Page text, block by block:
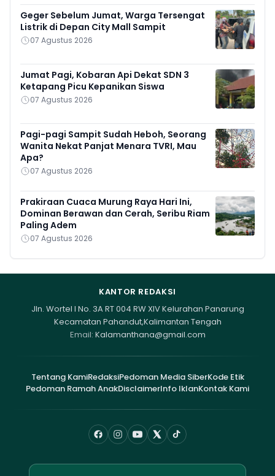
Geger Sebelum Jumat, Warga Tersengat
Listrik di Depan City Mall Sampit
07 Agustus 2026
Jumat Pagi, Kobaran Api Dekat SDN 3
Ketapang Picu Kepanikan Siswa
07 Agustus 2026
Pagi-pagi Sampit Sudah Heboh, Seorang
Wanita Nekat Panjat Menara TVRI, Mau
Apa?
07 Agustus 2026
Prakiraan Cuaca Murung Raya Hari Ini,
Dominan Berawan dan Cerah, Seribu Riam
Paling Adem
07 Agustus 2026
KANTOR REDAKSI
Jln. Wortel I No. 3A RT 004 RW XIV Kelurahan Panarung
Kecamatan Pahandut,Kalimantan Tengah
Email: Kalamanthana@gmail.com
Tentang KamiRedaksiPedoman Media SiberKode Etik
Pedoman Ramah AnakDisclaimerInfo IklanKontak Kami